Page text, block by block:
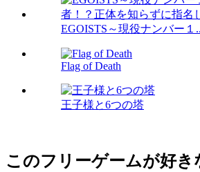
EGOISTS～現役ナンバー１
Flag of Death
王子様と6つの塔
このフリーゲームが好き